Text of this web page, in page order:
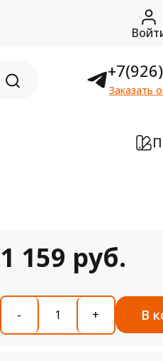
Заказать
1 159 руб.
- + В